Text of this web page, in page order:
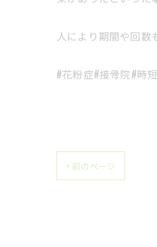
人により期間や回
#花粉症#接骨院#時
< 前のページ